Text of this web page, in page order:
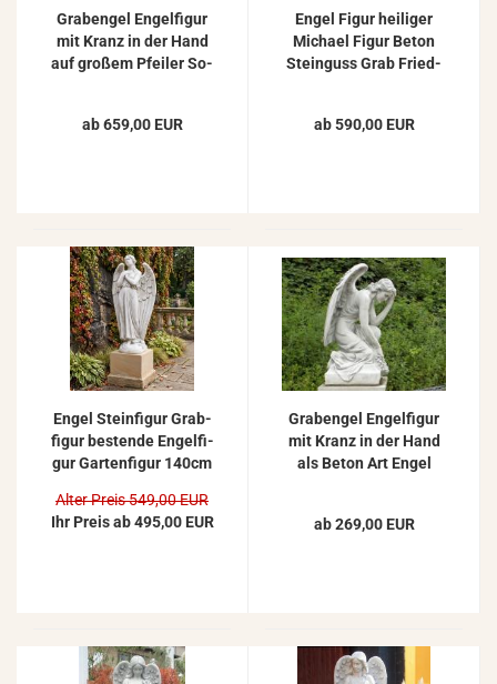
Gra­ben­gel En­gel­fi­gur
mit Kranz in der Hand
auf gro­ßem Pfei­ler So­
ab 659,00 EUR
Engel Figur hei­li­ger
Mi­cha­el Figur Beton
Stein­guss Grab Fried­
ab 590,00 EUR
Engel Stein­fi­gur Grab­
fi­gur bes­ten­de En­gel­fi­
gur Gar­ten­fi­gur 140cm
Alter Preis 549,00 EUR
Ihr Preis ab 495,00 EUR
Gra­ben­gel En­gel­fi­gur
mit Kranz in der Hand
als Beton Art Engel
ab 269,00 EUR